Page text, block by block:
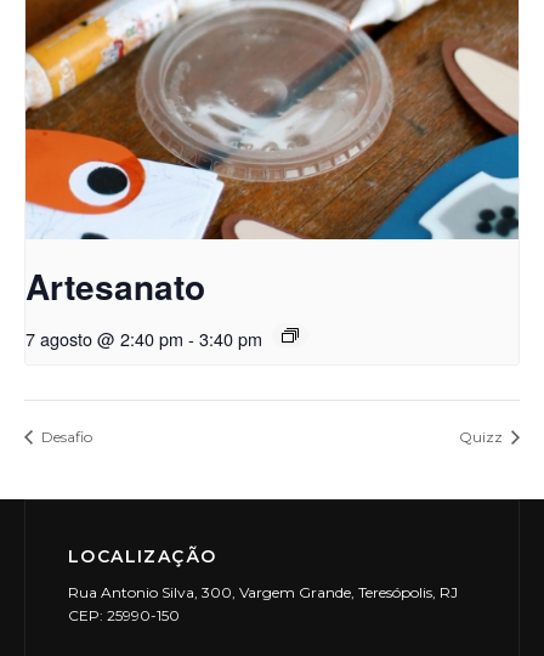
Artesanato
7 agosto @ 2:40 pm - 3:40 pm
Desafio Quizz
LOCALIZAÇÃO
Rua Antonio Silva, 300, Vargem Grande, Teresópolis, RJ
CEP: 25990-150